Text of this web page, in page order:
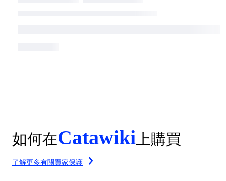
如何在Catawiki 上購買
了解更多有關買家保護